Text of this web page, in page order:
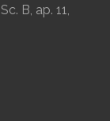
B, ap. 11,